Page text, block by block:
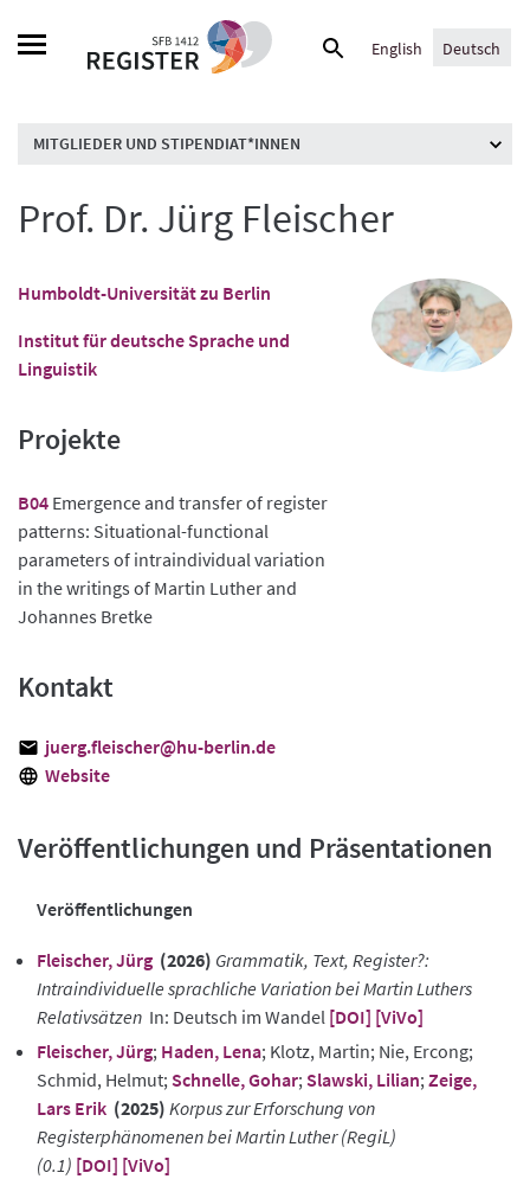
Suche
English Deutsch
MITGLIEDER UND STIPENDIAT*INNEN
Prof. Dr. Jürg Fleischer
Humboldt-Universität zu Berlin
Institut für deutsche Sprache und
Linguistik
Projekte
B04 Emergence and transfer of register
patterns: Situational-functional
parameters of intraindividual variation
in the writings of Martin Luther and
Johannes Bretke
Kontakt
juerg.fleischer@hu-berlin.de
Website
Veröffentlichungen und Präsentationen
Veröffentlichungen
Fleischer, Jürg (2026) Grammatik, Text, Register?:
Intraindividuelle sprachliche Variation bei Martin Luthers
Relativsätzen In: Deutsch im Wandel [DOI] [ViVo]
Fleischer, Jürg; Haden, Lena; Klotz, Martin; Nie, Ercong;
Schmid, Helmut;Schnelle, Gohar;Slawski, Lilian;Zeige,
Lars Erik (2025) Korpus zur Erforschung von
Registerphänomenen bei Martin Luther (RegiL)
(0.1) [DOI] [ViVo]